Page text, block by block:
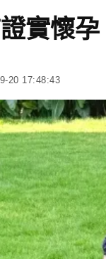
實懷
20 17:48:43